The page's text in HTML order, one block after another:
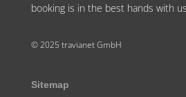
booking is in the best hands with
© 2025 travianet GmbH
Sitemap